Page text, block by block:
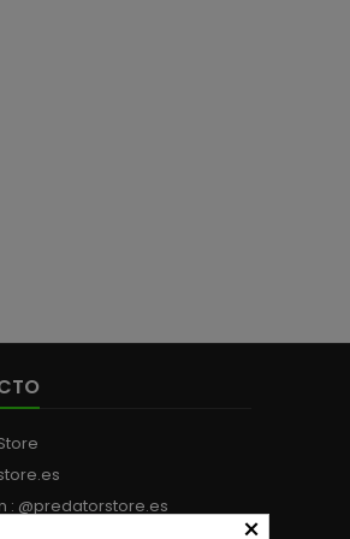
: @predatorstore.es
×